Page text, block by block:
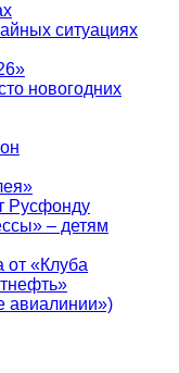
ситуациях
новогодних
Русфонду
– детям
от «Клуба
авиалинии»)